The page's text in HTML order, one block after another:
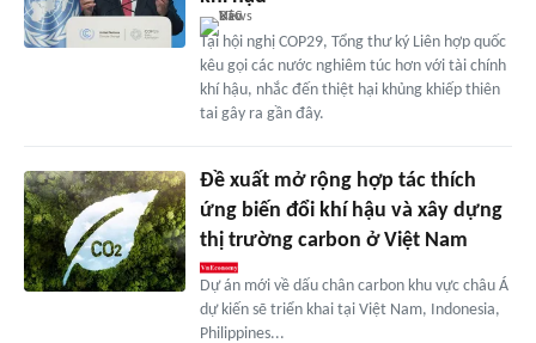
Tại hội nghị COP29, Tổng thư ký Liên hợp quốc
kêu gọi các nước nghiêm túc hơn với tài chính
khí hậu, nhắc đến thiệt hại khủng khiếp thiên
tai gây ra gần đây.
Đề xuất mở rộng hợp tác thích
ứng biến đổi khí hậu và xây dựng
thị trường carbon ở Việt Nam
Dự án mới về dấu chân carbon khu vực châu Á
dự kiến sẽ triển khai tại Việt Nam, Indonesia,
Philippines...